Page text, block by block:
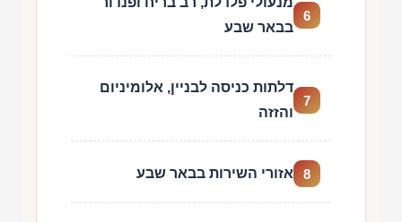
6
בבאר שבע
7
דלתות כניסה לבניין, אלומיניום
והזזה
8 אזורי השירות בבאר שבע